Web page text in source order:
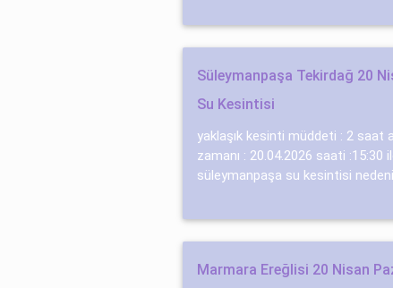
Süleymanpaşa Tekirdağ 20
Su Kesintisi
yaklaşık kesinti müddeti : 2 saat
zamanı : 20.04.2026 saati :15:30
süleymanpaşa su kesintisi nedeni :
Marmara Ereğlisi 20 Nisan